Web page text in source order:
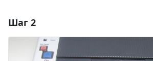
Добавить комментарий
Шаг 2